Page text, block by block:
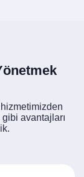
avantajları